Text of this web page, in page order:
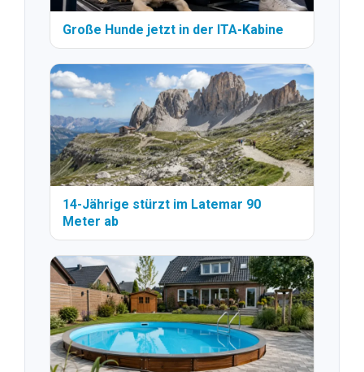
Große Hunde jetzt in der ITA-Kabine
14-Jährige stürzt im Latemar 90
Meter ab